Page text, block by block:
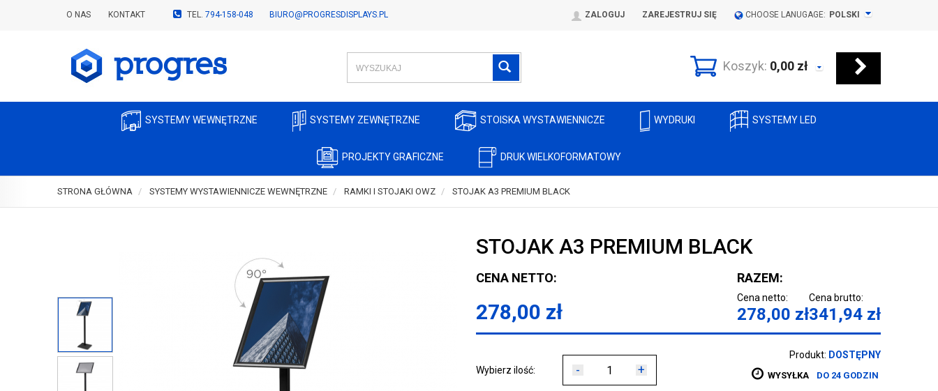
O NAS KONTAKT TEL. 794-158-048 BIURO@PROGRESDISPLAYS.PL ZALOGUJ ZAREJESTRUJ SIĘ CHOOSE LANUGAGE: POLSKI
Koszyk: 0,00 zł
SYSTEMY WEWNĘTRZNE SYSTEMY ZEWNĘTRZNE STOISKA WYSTAWIENNICZE WYDRUKI SYSTEMY LED
PROJEKTY GRAFICZNE DRUK WIELKOFORMATOWY
STRONA GŁÓWNA SYSTEMY WYSTAWIENNICZE WEWNĘTRZNE RAMKI I STOJAKI OWZ STOJAK A3 PREMIUM BLACK
STOJAK A3 PREMIUM BLACK
CENA NETTO:
278,00 zł
RAZEM:
Cena netto:
278,00 zł
Cena brutto:
341,94 zł
Wybierz ilość: - +
Produkt: DOSTĘPNY
WYSYŁKA DO 24 GODZIN